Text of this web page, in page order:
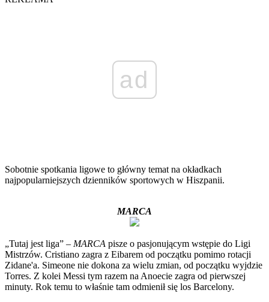
ad
Sobotnie spotkania ligowe to główny temat na okładkach
najpopularniejszych dzienników sportowych w Hiszpanii.
MARCA
„Tutaj jest liga” – MARCA pisze o pasjonującym wstępie do Ligi
Mistrzów. Cristiano zagra z Eibarem od początku pomimo rotacji
Zidane'a. Simeone nie dokona za wielu zmian, od początku wyjdzie
Torres. Z kolei Messi tym razem na Anoecie zagra od pierwszej
minuty. Rok temu to właśnie tam odmienił się los Barcelony.